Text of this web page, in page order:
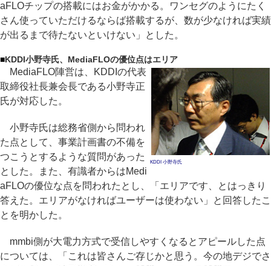
aFLOチップの搭載にはお金がかかる。ワンセグのようにたく
さん使っていただけるならば搭載するが、数が少なければ実績
が出るまで待たないといけない」とした。
■KDDI小野寺氏、MediaFLOの優位点はエリア
KDDI 小野寺氏
MediaFLO陣営は、KDDIの代表
取締役社長兼会長である小野寺正
氏が対応した。
小野寺氏は総務省側から問われ
た点として、事業計画書の不備を
つこうとするような質問があった
とした。また、有識者からはMedi
aFLOの優位な点を問われたとし、「エリアです、とはっきり
答えた。エリアがなければユーザーは使わない」と回答したこ
とを明かした。
mmbi側が大電力方式で受信しやすくなるとアピールした点
については、「これは皆さんご存じかと思う。今の地デジでさ